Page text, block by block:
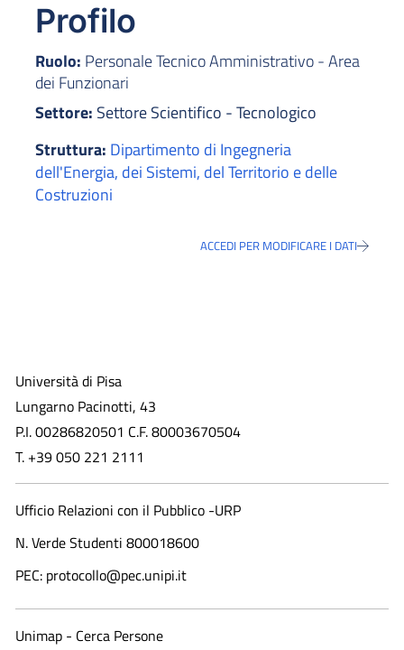
Profilo
Ruolo: Personale Tecnico Amministrativo - Area
dei Funzionari
Settore: Settore Scientifico - Tecnologico
Struttura: Dipartimento di Ingegneria
dell'Energia, dei Sistemi, del Territorio e delle
Costruzioni
ACCEDI PER MODIFICARE I DATI
Università di Pisa
Lungarno Pacinotti, 43
P.I. 00286820501 C.F. 80003670504
T. +39 050 221 2111
Ufficio Relazioni con il Pubblico -URP
N. Verde Studenti 800018600​
PEC: protocollo@pec.unipi.it
Unimap - Cerca Persone